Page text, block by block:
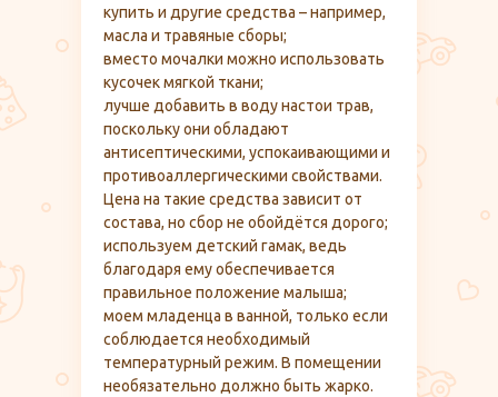
купить и другие средства – например,
масла и травяные сборы;
вместо мочалки можно использовать
кусочек мягкой ткани;
лучше добавить в воду настои трав,
поскольку они обладают
антисептическими, успокаивающими и
противоаллергическими свойствами.
Цена на такие средства зависит от
состава, но сбор не обойдётся дорого;
используем детский гамак, ведь
благодаря ему обеспечивается
правильное положение малыша;
моем младенца в ванной, только если
соблюдается необходимый
температурный режим. В помещении
необязательно должно быть жарко.